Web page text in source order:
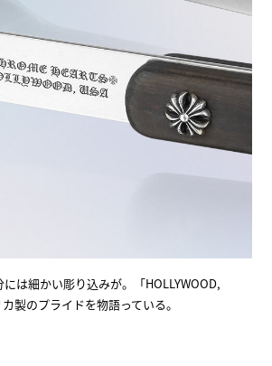
は細かい彫り込みが。「HOLLYWOOD,
製のプライドを物語っている。